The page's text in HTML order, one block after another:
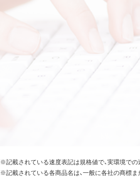
※記載されている速度表記は規格値で、実環境での
※記載されている各商品名は、一般に各社の商標ま